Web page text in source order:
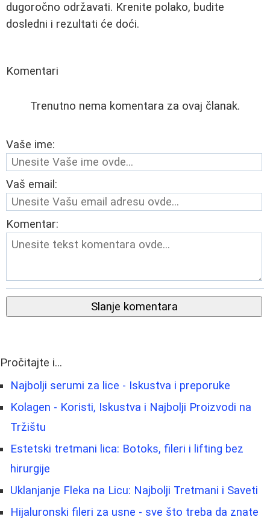
dugoročno održavati. Krenite polako, budite
dosledni i rezultati će doći.
Komentari
Trenutno nema komentara za ovaj članak.
Vaše ime:
Vaš email:
Komentar:
Slanje komentara
Pročitajte i...
Najbolji serumi za lice - Iskustva i preporuke
Kolagen - Koristi, Iskustva i Najbolji Proizvodi na
Tržištu
Estetski tretmani lica: Botoks, fileri i lifting bez
hirurgije
Uklanjanje Fleka na Licu: Najbolji Tretmani i Saveti
Hijaluronski fileri za usne - sve što treba da znate